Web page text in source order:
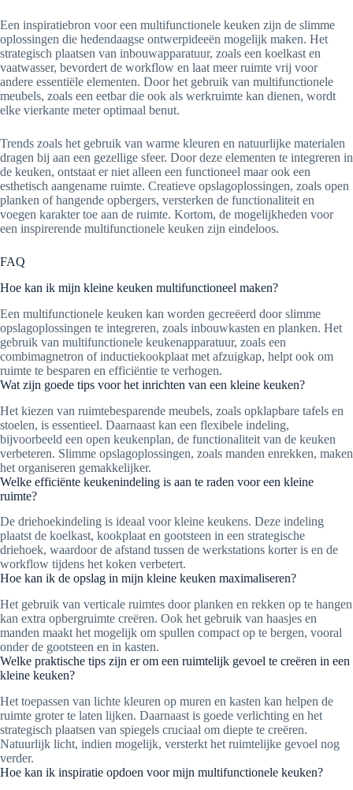
Een inspiratiebron voor een multifunctionele keuken zijn de slimme
oplossingen die hedendaagse ontwerpideeën mogelijk maken. Het
strategisch plaatsen van inbouwapparatuur, zoals een koelkast en
vaatwasser, bevordert de workflow en laat meer ruimte vrij voor
andere essentiële elementen. Door het gebruik van multifunctionele
meubels, zoals een eetbar die ook als werkruimte kan dienen, wordt
elke vierkante meter optimaal benut.
Trends zoals het gebruik van warme kleuren en natuurlijke materialen
dragen bij aan een gezellige sfeer. Door deze elementen te integreren in
de keuken, ontstaat er niet alleen een functioneel maar ook een
esthetisch aangename ruimte. Creatieve opslagoplossingen, zoals open
planken of hangende opbergers, versterken de functionaliteit en
voegen karakter toe aan de ruimte. Kortom, de mogelijkheden voor
een inspirerende multifunctionele keuken zijn eindeloos.
FAQ
Hoe kan ik mijn kleine keuken multifunctioneel maken?
Een multifunctionele keuken kan worden gecreëerd door slimme
opslagoplossingen te integreren, zoals inbouwkasten en planken. Het
gebruik van multifunctionele keukenapparatuur, zoals een
combimagnetron of inductiekookplaat met afzuigkap, helpt ook om
ruimte te besparen en efficiëntie te verhogen.
Wat zijn goede tips voor het inrichten van een kleine keuken?
Het kiezen van ruimtebesparende meubels, zoals opklapbare tafels en
stoelen, is essentieel. Daarnaast kan een flexibele indeling,
bijvoorbeeld een open keukenplan, de functionaliteit van de keuken
verbeteren. Slimme opslagoplossingen, zoals manden enrekken, maken
het organiseren gemakkelijker.
Welke efficiënte keukenindeling is aan te raden voor een kleine
ruimte?
De driehoekindeling is ideaal voor kleine keukens. Deze indeling
plaatst de koelkast, kookplaat en gootsteen in een strategische
driehoek, waardoor de afstand tussen de werkstations korter is en de
workflow tijdens het koken verbetert.
Hoe kan ik de opslag in mijn kleine keuken maximaliseren?
Het gebruik van verticale ruimtes door planken en rekken op te hangen
kan extra opbergruimte creëren. Ook het gebruik van haasjes en
manden maakt het mogelijk om spullen compact op te bergen, vooral
onder de gootsteen en in kasten.
Welke praktische tips zijn er om een ruimtelijk gevoel te creëren in een
kleine keuken?
Het toepassen van lichte kleuren op muren en kasten kan helpen de
ruimte groter te laten lijken. Daarnaast is goede verlichting en het
strategisch plaatsen van spiegels cruciaal om diepte te creëren.
Natuurlijk licht, indien mogelijk, versterkt het ruimtelijke gevoel nog
verder.
Hoe kan ik inspiratie opdoen voor mijn multifunctionele keuken?